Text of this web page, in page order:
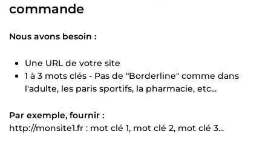
commande
Nous avons besoin :
Une URL de votre site
1 à 3 mots clés - Pas de "Borderline" comme dans
l'adulte, les paris sportifs, la pharmacie, etc...
Par exemple, fournir :
http://monsite1.fr : mot clé 1, mot clé 2, mot clé 3...